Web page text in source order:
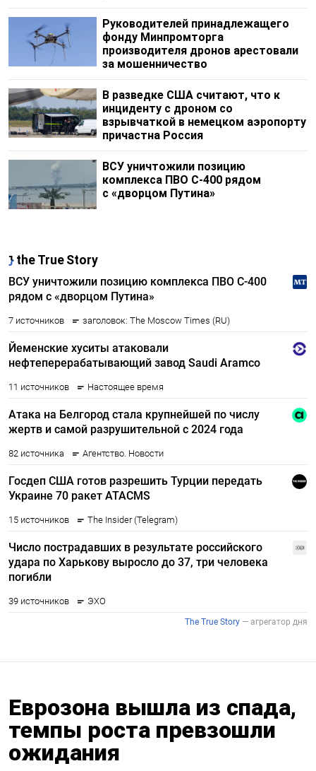
Руководителей принадлежащего
фонду Минпромторга
производителя дронов арестовали
за мошенничество
В разведке США считают, что к
инциденту с дроном со
взрывчаткой в немецком аэропорту
причастна Россия
ВСУ уничтожили позицию
комплекса ПВО С-400 рядом
с «дворцом Путина»
Еврозона вышла из спада,
темпы роста превзошли
ожидания